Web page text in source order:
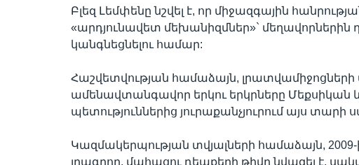
Բլեզ Լեմփենը նշվել է, որ միջազգային
«արդյունավետ մեխանիզմներ»`
կանգնեցնելու համար:
Հաշվետվության համաձայն,
ամենավտանգավոր երկու երկրները Մեքսիկան
պետություններից յուրաքանչյուրում այս տարի
Կազմակերպության տվյալների համաձայն,
լրագրող, մահացու դեպքերի թիվը նվազել է,